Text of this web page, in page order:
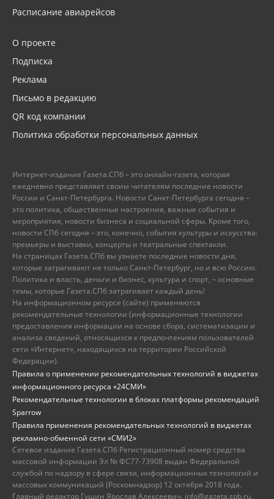
Расписание авиарейсов
О проекте
Подписка
Реклама
Письмо в редакцию
QR код компании
Политика обработки персональных данных
Интернет-издание Газета.СПб – это онлайн-газета, которая
ежедневно представляет своим читателям последние новости
России и Санкт-Петербурга. Новости Санкт-Петербурга сегодня –
это политика, общественные настроения, важные события и
мероприятия, новости бизнеса и социальной сферы. Кроме того,
новости СПб сегодня – это, конечно, события культуры и искусства:
премьеры и выставки, концерты и театральные спектакли.
На страницах Газета.СПб вы узнаете последние новости дня,
которые затрагивают не только Санкт-Петербург, но и всю Россию.
Политика и власть, деньги и бизнес, культура и спорт, – основные
темы, которые Газета.СПб затрагивает каждый день!
На информационном ресурсе (сайте) применяются
рекомендательные технологии (информационные технологии
предоставления информации на основе сбора, систематизации и
анализа сведений, относящихся к предпочтениям пользователей
сети «Интернет», находящихся на территории Российской
Федерации).
Правила о применении рекомендательных технологий в виджетах
информационного ресурса «24СМИ»
Рекомендательные технологии в блоках платформы рекомендаций
Sparrow
Правила применения рекомендательных технологий в виджетах
рекламно-обменной сети «СМИ2»
Сетевое издание Газета.СПб Регистрационный номер средства
массовой информации Эл № ФС77-73908 выдан Федеральной
службой по надзору в сфере связи, информационных технологий и
массовых коммуникаций (Роскомнадзор) 12 октября 2018 года.
Главный редактор Гущин Ярослав Алексеевич, info@gazeta.spb.ru,